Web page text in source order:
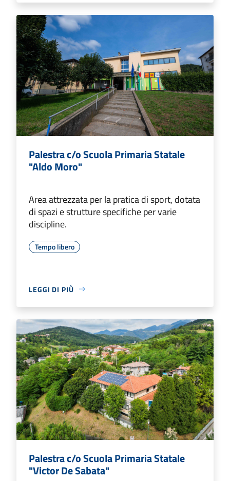
Palestra c/o Scuola Primaria Statale
"Aldo Moro"
Area attrezzata per la pratica di sport, dotata
di spazi e strutture specifiche per varie
discipline.
Tempo libero
LEGGI DI PIÙ
Palestra c/o Scuola Primaria Statale
"Victor De Sabata"